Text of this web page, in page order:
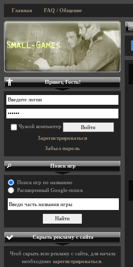
Главная FAQ / Общение
Привет, Гость!
Чужой компьютер
Зарегистрироваться
Забыл пароль
Поиск игр
Поиск игр по названию
Расширенный Google-поиск
Скрыть рекламу с сайта
Чтоб скрыть всю рекламу с сайта, для начала
необходимо зарегистрироваться